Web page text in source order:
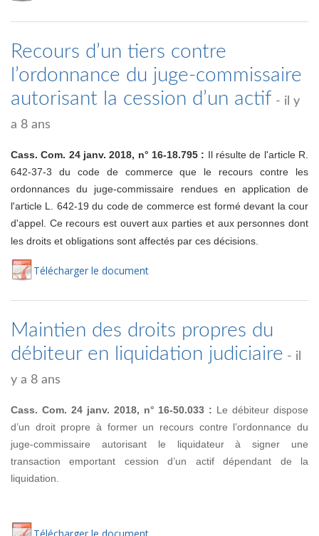
Recours d’un tiers contre
l’ordonnance du juge-commissaire
autorisant la cession d’un actif - il y
a 8 ans
Cass. Com. 24 janv. 2018, n° 16-18.795 : Il résulte de l'article R.
642-37-3 du code de commerce que le recours contre les
ordonnances du juge-commissaire rendues en application de
l'article L. 642-19 du code de commerce est formé devant la cour
d'appel. Ce recours est ouvert aux parties et aux personnes dont
les droits et obligations sont affectés par ces décisions.
Télécharger le document
Maintien des droits propres du
débiteur en liquidation judiciaire - il
y a 8 ans
Cass. Com. 24 janv. 2018, n° 16-50.033 : Le débiteur dispose
d’un droit propre à former un recours contre l’ordonnance du
juge-commissaire autorisant le liquidateur à signer une
transaction emportant cession d’un actif dépendant de la
liquidation.